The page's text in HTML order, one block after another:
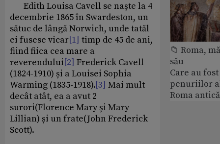
Edith Louisa Cavell se naște la 4
decembrie 1865 în Swardeston, un
sătuc de lângă Norwich, unde tatăl
ei fusese vicar[1] timp de 45 de ani,
fiind fiica cea mare a
reverendului[2] Frederick Cavell
(1824-1910) și a Louisei Sophia
Warming (1835-1918).[3] Mai mult
decât atât, ea a avut 2
surori(Florence Mary și Mary
Lillian) și un frate(John Frederick
Scott).
📁 Roma,
său
Care au
penuriilor
Roma